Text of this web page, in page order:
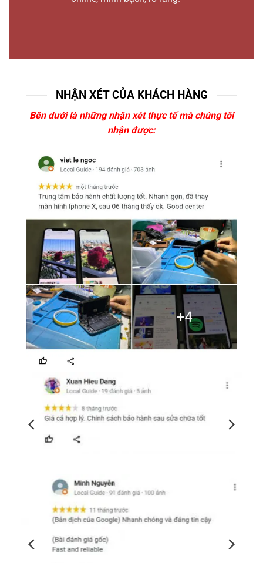
NHẬN XÉT CỦA KHÁCH HÀNG
Bên dưới là những nhận xét thực tế mà chúng tôi
nhận được: